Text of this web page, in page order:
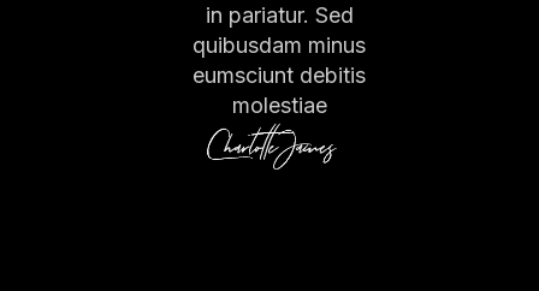
in pariatur. Sed
quibusdam minus
eumsciunt debitis
molestiae